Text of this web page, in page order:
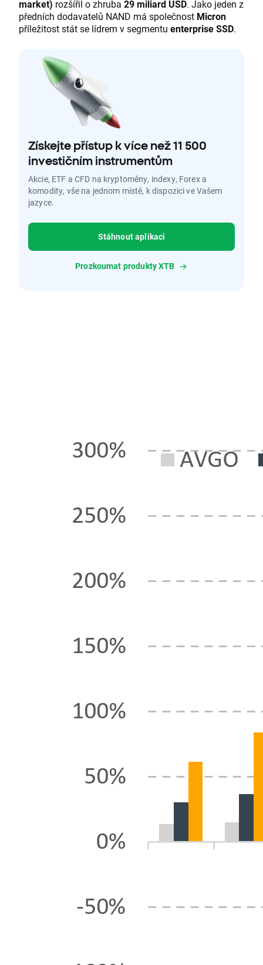
market) rozšířil o zhruba 29 miliard USD. Jako jeden z
předních dodavatelů NAND má společnost Micron
příležitost stát se lídrem v segmentu enterprise SSD.
Získejte přístup k více než 11 500
investičním instrumentům
Akcie, ETF a CFD na kryptoměny, indexy, Forex a
komodity, vše na jednom místě, k dispozici ve Vašem
jazyce.
Stáhnout aplikaci
Prozkoumat produkty XTB